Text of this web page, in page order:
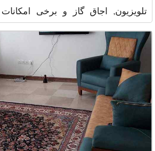
تلویزیون, اجاق گاز و برخی
ماکروفر, جاروبرقی